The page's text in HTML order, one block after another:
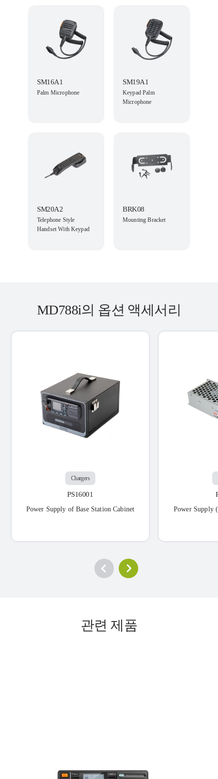
SM16A1
Palm Microphone
SM19A1
Keypad Palm
Microphone
SM20A2
Telephone Style
Handset With Keypad
BRK08
Mounting Bracket
MD788i의 옵션 액세서리
Chargers
PS16001
Power Supply of Base Station Cabinet Power Supply
관련 제품